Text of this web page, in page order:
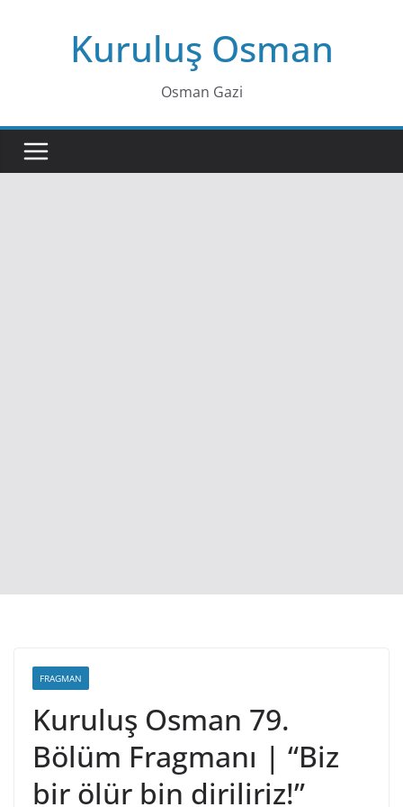
Kuruluş Osman
Osman Gazi
FRAGMAN
Kuruluş Osman 79.
Bölüm Fragmanı | “Biz
bir ölür bin diriliriz!”